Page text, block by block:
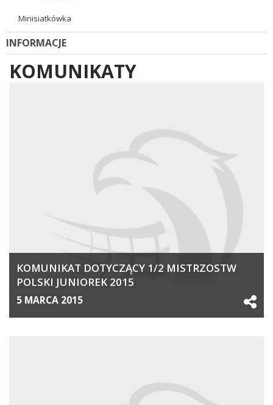
Minisiatkówka
INFORMACJE
KOMUNIKATY
KOMUNIKAT DOTYCZĄCY 1/2 MISTRZOSTW
POLSKI JUNIOREK 2015
5 MARCA 2015